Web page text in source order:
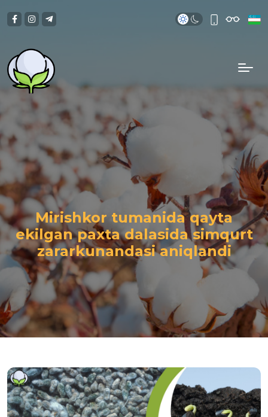
Mirishkor tumanida qayta
ekilgan paxta dalasida simqurt
zararkunandasi aniqlandi